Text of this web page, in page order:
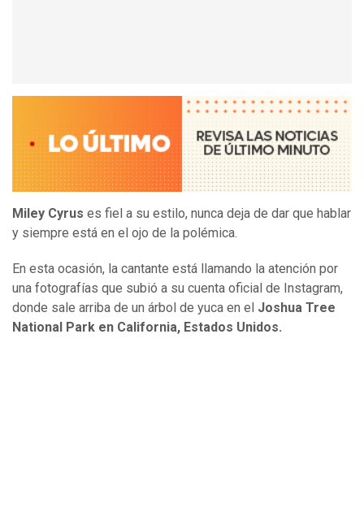
Miley Cyrus es fiel a su estilo, nunca deja de dar que hablar
y siempre está en el ojo de la polémica.
En esta ocasión, la cantante está llamando la atención por
una fotografías que subió a su cuenta oficial de Instagram,
donde sale arriba de un árbol de yuca en el Joshua Tree
National Park en California, Estados Unidos.